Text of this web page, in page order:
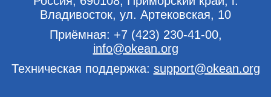
Владивосток, ул. Артековская, 10
Приёмная: +7 (423) 230-41-00,
info@okean.org
Техническая поддержка: support@okean.org